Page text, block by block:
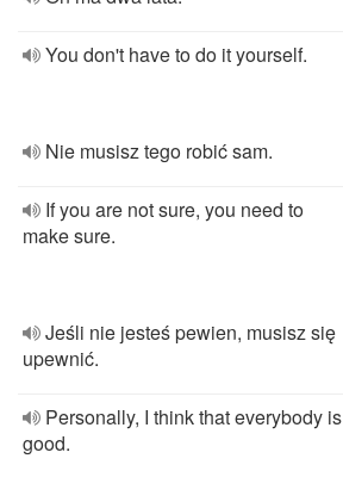
You don't have to do it yourself.
Nie musisz tego robić sam.
If you are not sure, you need to
make sure.
Jeśli nie jesteś pewien, musisz się
upewnić.
Personally, I think that everybody is
good.